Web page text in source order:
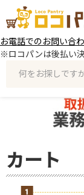
お電話でのお問い合
※ロコパンは後払い
何をお探しです
カート